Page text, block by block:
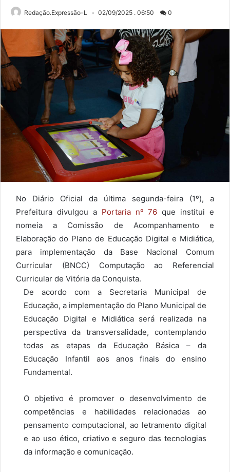
Redação.Expressão-L 02/09/2025 . 06:50 0
No Diário Oficial da última segunda-feira (1º), a
Prefeitura divulgou a Portaria nº 76 que institui e
nomeia a Comissão de Acompanhamento e
Elaboração do Plano de Educação Digital e Midiática,
para implementação da Base Nacional Comum
Curricular (BNCC) Computação ao Referencial
Curricular de Vitória da Conquista.
De acordo com a Secretaria Municipal de
Educação, a implementação do Plano Municipal de
Educação Digital e Midiática será realizada na
perspectiva da transversalidade, contemplando
todas as etapas da Educação Básica – da
Educação Infantil aos anos finais do ensino
Fundamental.
O objetivo é promover o desenvolvimento de
competências e habilidades relacionadas ao
pensamento computacional, ao letramento digital
e ao uso ético, criativo e seguro das tecnologias
da informação e comunicação.